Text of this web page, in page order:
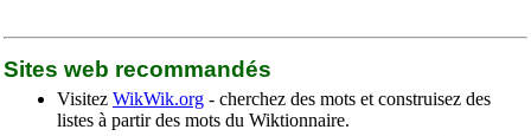
Sites web recommandés
Visitez WikWik.org - cherchez des mots et construisez des
listes à partir des mots du Wiktionnaire.